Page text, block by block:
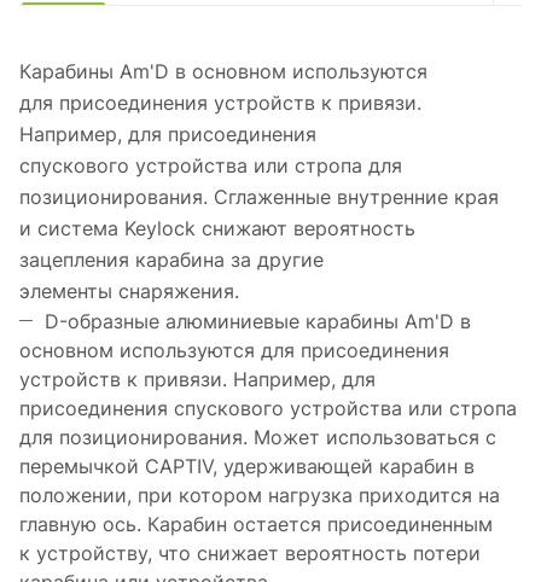
Карабины Am'D в основном используются
для присоединения устройств к привязи.
Например, для присоединения
спускового устройства или стропа для
позиционирования. Сглаженные внутренние края
и система Keylock снижают вероятность
зацепления карабина за другие
элементы снаряжения.
D-образные алюминиевые карабины Am'D в
основном используются для присоединения
устройств к привязи. Например, для
присоединения спускового устройства или стропа
для позиционирования. Может использоваться с
перемычкой CAPTIV, удерживающей карабин в
положении, при котором нагрузка приходится на
главную ось. Карабин остается присоединенным
к устройству, что снижает вероятность потери